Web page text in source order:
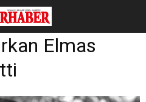
Elmas